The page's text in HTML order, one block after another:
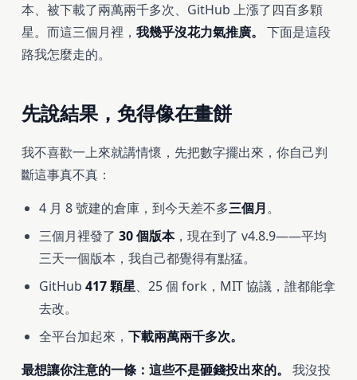
本、被下載了兩萬兩千多次、GitHub 上漲了四百多顆
星。而這三個月裡， 我幾乎沒花力氣推廣。
下面是這段
路我怎麼走的。
先說結果，免得像在畫餅
我不喜歡一上來就講情懷，先把數字擺出來，你自己判
斷這事真不真：
4 月 8 號建的倉庫，到今天差不多三個月。
三個月裡發了 30 個版本，現在到了 v4.8.9——平均
三天一個版本，我自己都覺得有點猛。
GitHub 417 顆星、25 個 fork，MIT 協議，誰都能拿
去改。
全平台加起來， 下載兩萬兩千多次。
最想讓你注意的一條：這些不是砸錢投出來的。
我沒投